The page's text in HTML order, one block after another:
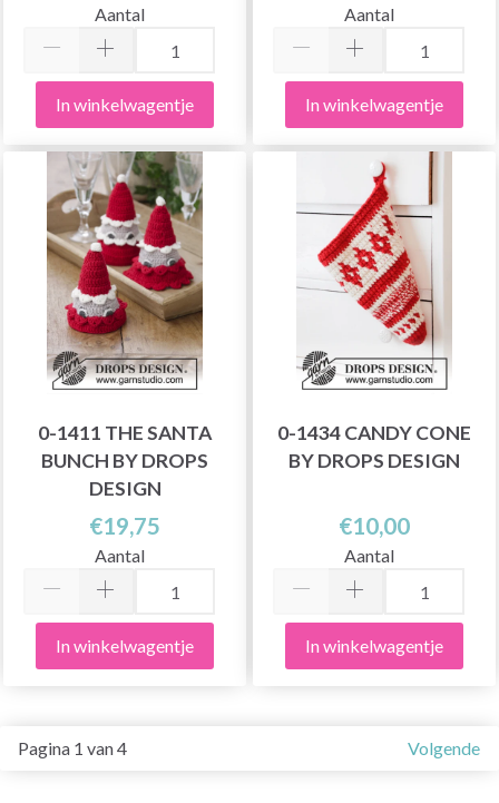
Aantal
In winkelwagentje
Aantal
In winkelwagentje
0-1411 THE SANTA
BUNCH BY DROPS
DESIGN
€19,75
Aantal
In winkelwagentje
0-1434 CANDY CONE
BY DROPS DESIGN
€10,00
Aantal
In winkelwagentje
Pagina 1 van 4 Volgende